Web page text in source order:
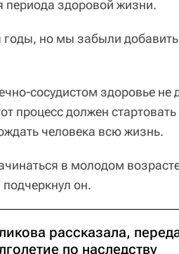
периода здоровой жизни.
но мы забыли
сосудистом здоровье не
процесс должен
человека всю жизнь.
в молодом
он.
рассказала,
по наследству